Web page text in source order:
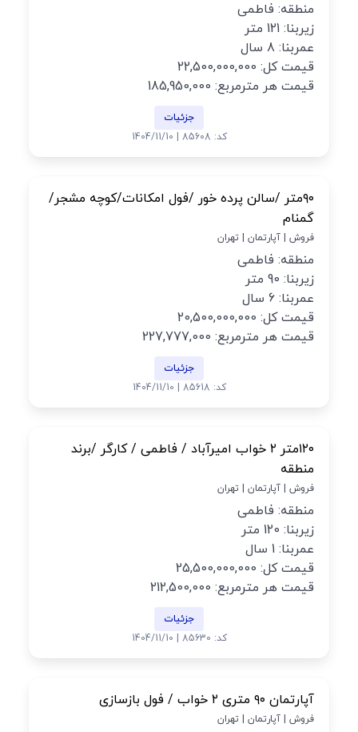
منطقه: فاطمی
زیربنا: 121 متر
عمربنا: 8 سال
قیمت کل: 22,500,000,000
قیمت هر مترمربع: 185,950,000
جزئیات
کد: 85608 | 1404/11/10
۹۰متر /سالن پرده خور /فول امکانات/کوچه مشجر/
گمنام
فروش | آپارتمان | تهران
منطقه: فاطمی
زیربنا: 90 متر
عمربنا: 6 سال
قیمت کل: 20,500,000,000
قیمت هر مترمربع: 227,777,000
جزئیات
کد: 85618 | 1404/11/10
۱۲۰متر ۲ خواب امیرآباد / فاطمی / کارگر /برند
منطقه
فروش | آپارتمان | تهران
منطقه: فاطمی
زیربنا: 120 متر
عمربنا: 1 سال
قیمت کل: 25,500,000,000
قیمت هر مترمربع: 212,500,000
جزئیات
کد: 85630 | 1404/11/10
آپارتمان ۹۰ متری ۲ خواب / فول بازسازی
فروش | آپارتمان | تهران